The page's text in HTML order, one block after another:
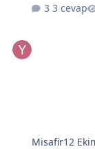
3 cevap
Misafir12